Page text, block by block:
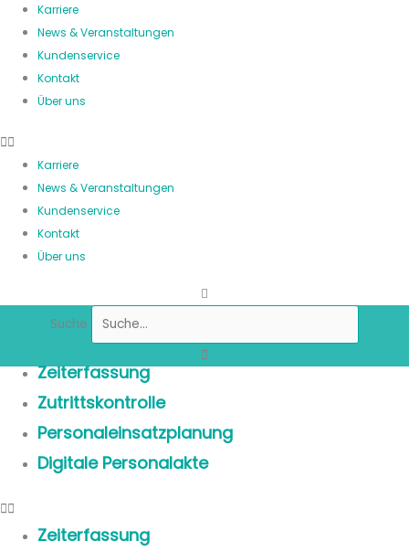
Karriere
News & Veranstaltungen
Kundenservice
Kontakt
Über uns
Karriere
News & Veranstaltungen
Kundenservice
Kontakt
Über uns
Suche
Zeiterfassung
Zutrittskontrolle
Personaleinsatzplanung
Digitale Personalakte
Zeiterfassung